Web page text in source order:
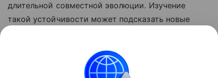
длительной совместной эволюции. Изучение
такой устойчивости может подсказать новые
писала, что раскрыто, когда
нейроны начинают делиться на типы.